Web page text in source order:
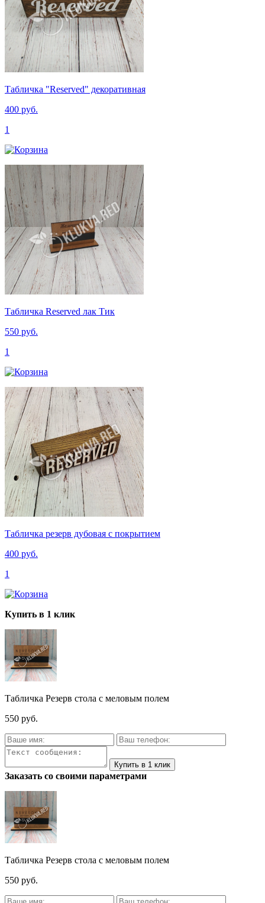
Табличка "Reserved" декоративная
400 руб.
1
Табличка Reserved лак Тик
550 руб.
1
Табличка резерв дубовая с покрытием
400 руб.
1
Купить в 1 клик
Табличка Резерв стола с меловым полем
550 руб.
Заказать со своими параметрами
Табличка Резерв стола с меловым полем
550 руб.